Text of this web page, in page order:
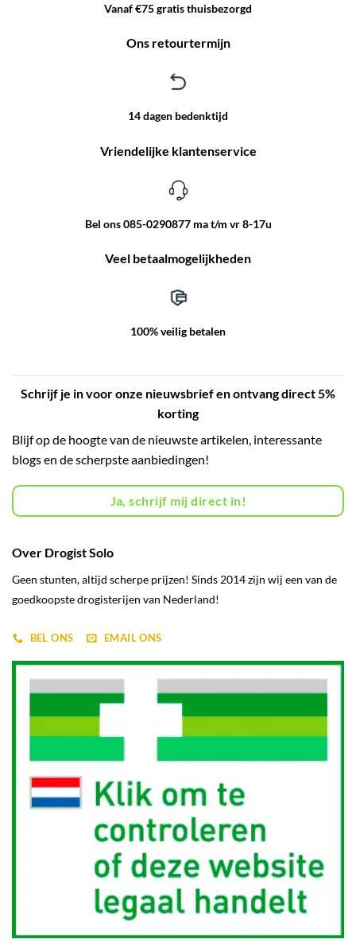
Vanaf €75 gratis thuisbezorgd
Ons retourtermijn
14 dagen bedenktijd
Vriendelijke klantenservice
Bel ons 085-0290877 ma t/m vr 8-17u
Veel betaalmogelijkheden
100% veilig betalen
Schrijf je in voor onze nieuwsbrief en ontvang direct 5%
korting
Blijf op de hoogte van de nieuwste artikelen, interessante
blogs en de scherpste aanbiedingen!
Ja, schrijf mij direct in!
Over Drogist Solo
Geen stunten, altijd scherpe prijzen! Sinds 2014 zijn wij een van de
goedkoopste drogisterijen van Nederland!
BEL ONS EMAIL ONS